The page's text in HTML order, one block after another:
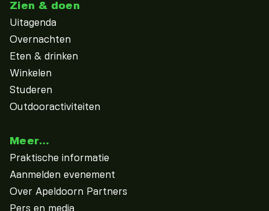
Zien & doen
Uitagenda
Overnachten
Eten & drinken
Winkelen
Studeren
Outdooractiviteiten
Meer…
Praktische informatie
Aanmelden evenement
Over Apeldoorn Partners
Pers en media